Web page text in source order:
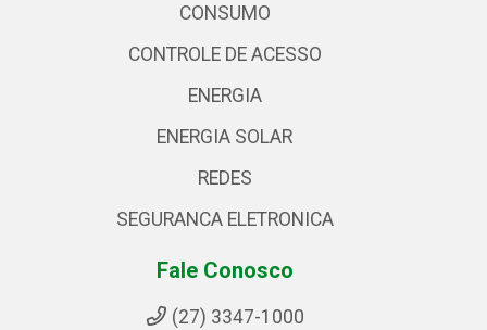
CONSUMO
CONTROLE DE ACESSO
ENERGIA
ENERGIA SOLAR
REDES
SEGURANCA ELETRONICA
Fale Conosco
(27) 3347-1000